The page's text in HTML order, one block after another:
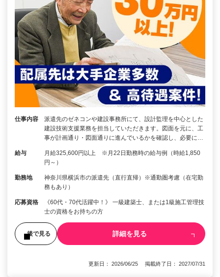
仕事内容
派遣先のゼネコンや建設事務所にて、設計監理を中心とした
建設技術支援業務を担当していただきます。図面を元に、工
事が計画通り・図面通りに進んでいるかを確認し、必要に…
給与
月給325,600円以上 ※月22日勤務時の給与例（時給1,850
円～）
勤務地
神奈川県横浜市の派遣先（直行直帰）※通勤圏考慮（在宅勤
務もあり）
応募資格
《60代・70代活躍中！》 一級建築士、または1級施工管理技
士の資格をお持ちの方
後で見る 詳細を見る
更新日： 2026/06/25 掲載終了日： 2027/07/31